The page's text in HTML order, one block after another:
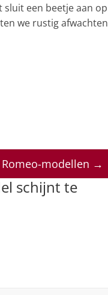
een beetje aan op
we rustig afwachten
modellen →
schijnt te